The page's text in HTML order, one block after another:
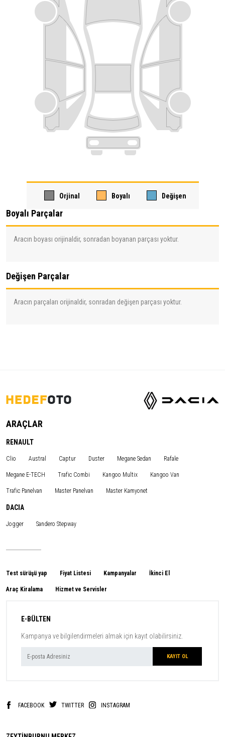
Orjinal Boyalı Değişen
Boyalı Parçalar
Aracın boyası orijinaldir, sonradan boyanan parçası yoktur.
Değişen Parçalar
Aracın parçaları orijinaldir, sonradan değişen parçası yoktur.
ARAÇLAR
RENAULT
Clio Austral Captur Duster Megane Sedan Rafale
Megane E-TECH Trafic Combi Kangoo Multix Kangoo Van
Trafic Panelvan Master Panelvan Master Kamyonet
DACIA
Jogger Sandero Stepway
Test sürüşü yap Fiyat Listesi Kampanyalar İkinci El
Araç Kiralama Hizmet ve Servisler
E-BÜLTEN
Kampanya ve bilgilendirmeleri almak için kayıt olabilirsiniz.
FACEBOOK TWITTER INSTAGRAM